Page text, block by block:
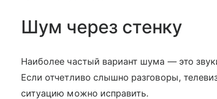
Шум через стенку
Наиболее частый вариант шума — это
Если отчетливо слышно разговоры,
ситуацию можно исправить.